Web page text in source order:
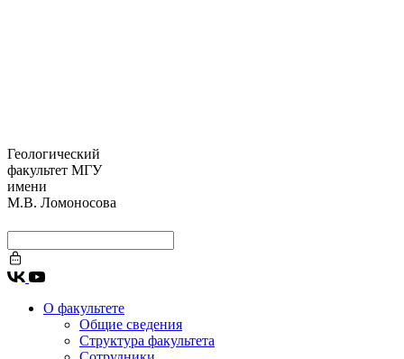
Геологический
факультет МГУ
имени
М.В. Ломоносова
О факультете
Общие сведения
Структура факультета